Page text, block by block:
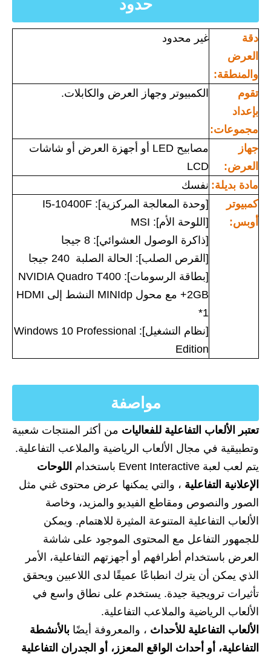
حدود
دقة
العرض
والمنطقة:
غير محدود
تقوم
بإعداد
مجموعات:
الكمبيوتر وجهاز العرض والكابلات.
جهاز
العرض:
مصابيح LED أو أجهزة العرض أو شاشات
LCD
مادة بديلة: نفسك
كمبيوتر
أوبس:
[وحدة المعالجة المركزية]: I5-10400F
[اللوحة الأم]: MSI
[ذاكرة الوصول العشوائي]: 8 جيجا
[القرص الصلب]: الحالة الصلبة 240 جيجا
[بطاقة الرسومات]: NVIDIA Quadro T400
2GB+ مع محول MINIdp النشط إلى HDMI
*1
[نظام التشغيل]: Windows 10 Professional
Edition
مواصفة
تعتبر الألعاب التفاعلية للفعاليات من أكثر المنتجات شعبية
وتطبيقية في مجال الألعاب الرياضية والملاعب التفاعلية.
يتم لعب لعبة Event Interactive باستخدام
اللوحات
الإعلانية التفاعلية ، والتي يمكنها عرض محتوى غني مثل
الصور والنصوص ومقاطع الفيديو والمزيد، وخاصة
الألعاب التفاعلية المتنوعة المثيرة للاهتمام. ويمكن
للجمهور التفاعل مع المحتوى الموجود على شاشة
العرض باستخدام أطرافهم أو أجهزتهم التفاعلية، الأمر
الذي يمكن أن يترك انطباعًا عميقًا لدى اللاعبين ويحقق
تأثيرات ترويجية جيدة. يستخدم على نطاق واسع في
الألعاب الرياضية والملاعب التفاعلية.
الألعاب التفاعلية للأحداث ، والمعروفة أيضًا بالأنشطة
التفاعلية، أو أحداث الواقع المعزز، أو الجدران التفاعلية